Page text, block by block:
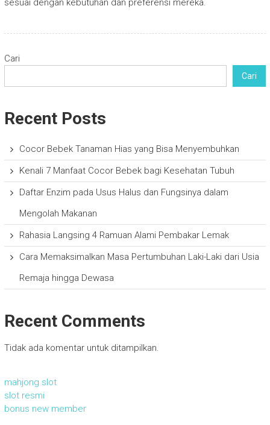
sesuai dengan kebutuhan dan preferensi mereka.
Cari
Cari
Recent Posts
Cocor Bebek Tanaman Hias yang Bisa Menyembuhkan
Kenali 7 Manfaat Cocor Bebek bagi Kesehatan Tubuh
Daftar Enzim pada Usus Halus dan Fungsinya dalam
Mengolah Makanan
Rahasia Langsing 4 Ramuan Alami Pembakar Lemak
Cara Memaksimalkan Masa Pertumbuhan Laki-Laki dari Usia
Remaja hingga Dewasa
Recent Comments
Tidak ada komentar untuk ditampilkan.
mahjong slot
slot resmi
bonus new member